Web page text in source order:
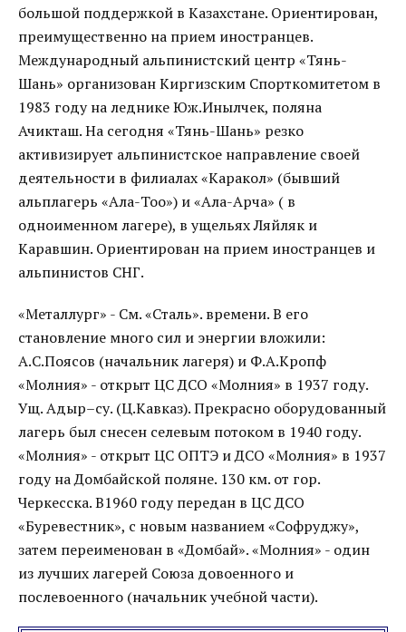
большой поддержкой в Казахстане. Ориентирован,
преимущественно на прием иностранцев.
Международный альпинистский центр «Тянь-
Шань» организован Киргизским Спорткомитетом в
1983 году на леднике Юж.Инылчек, поляна
Ачикташ. На сегодня «Тянь-Шань» резко
активизирует альпинистское направление своей
деятельности в филиалах «Каракол» (бывший
альплагерь «Ала-Тоо») и «Ала-Арча» ( в
одноименном лагере), в ущельях Ляйляк и
Каравшин. Ориентирован на прием иностранцев и
альпинистов СНГ.
«Металлург» - См. «Сталь». времени. В его
становление много сил и энергии вложили:
А.С.Поясов (начальник лагеря) и Ф.А.Кропф
«Молния» - открыт ЦС ДСО «Молния» в 1937 году.
Ущ. Адыр–су. (Ц.Кавказ). Прекрасно оборудованный
лагерь был снесен селевым потоком в 1940 году.
«Молния» - открыт ЦС ОПТЭ и ДСО «Молния» в 1937
году на Домбайской поляне. 130 км. от гор.
Черкесска. В1960 году передан в ЦС ДСО
«Буревестник», с новым названием «Софруджу»,
затем переименован в «Домбай». «Молния» - один
из лучших лагерей Союза довоенного и
послевоенного (начальник учебной части).